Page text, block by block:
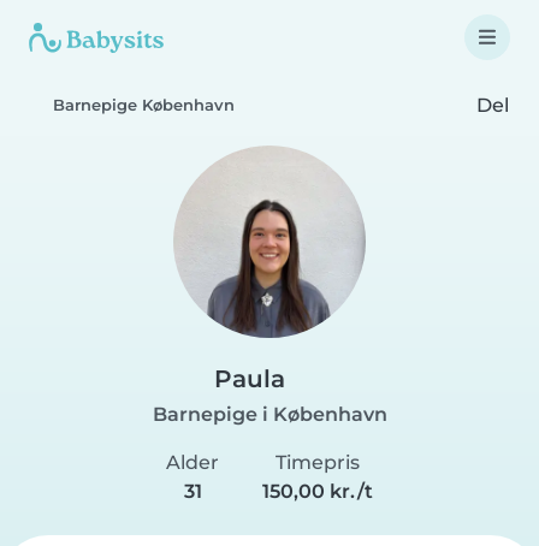
Barnepige København Del
Paula
Barnepige i København
Alder
31
Timepris
150,00 kr./t